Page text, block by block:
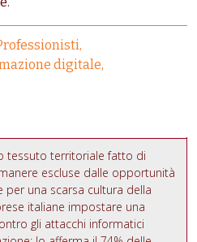
digitale
tessuto territoriale fatto di
escluse dalle opportunità
una scarsa cultura della
italiane impostare una
gli attacchi informatici